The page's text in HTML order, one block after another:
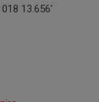
13.656'